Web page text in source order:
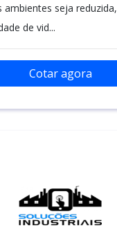
seja
de vid...
Cotar agora